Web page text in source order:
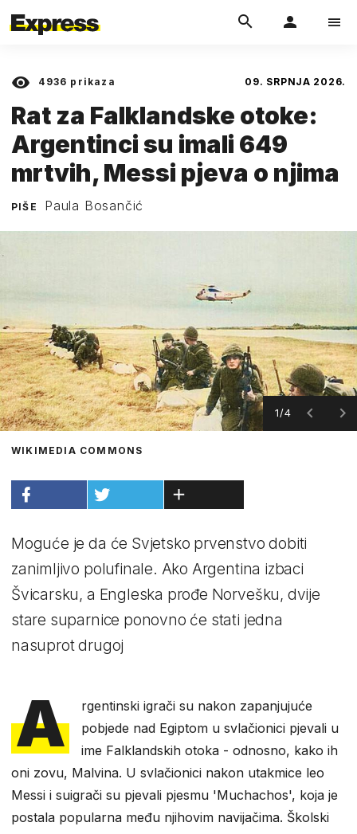
4936 prikaza 09. SRPNJA 2026.
Rat za Falklandske otoke:
Argentinci su imali 649
mrtvih, Messi pjeva o njima
PIŠE Paula Bosančić
1/4
WIKIMEDIA COMMONS
Moguće je da će Svjetsko prvenstvo dobiti
zanimljivo polufinale. Ako Argentina izbaci
Švicarsku, a Engleska prođe Norvešku, dvije
stare suparnice ponovno će stati jedna
nasuprot drugoj
A
rgentinski igrači su nakon zapanjujuće
pobjede nad Egiptom u svlačionici pjevali u
ime Falklandskih otoka - odnosno, kako ih
oni zovu, Malvina. U svlačionici nakon utakmice leo
Messi i suigrači su pjevali pjesmu 'Muchachos', koja je
postala popularna među njihovim navijačima. Školski